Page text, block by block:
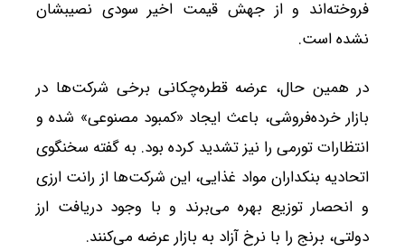
فروخته‌اند و از جهش قیمت اخیر سودی نصیبشان
نشده است.
در همین حال، عرضه قطره‌چکانی برخی شرکت‌ها در
بازار خرده‌فروشی، باعث ایجاد «کمبود مصنوعی» شده و
انتظارات تورمی را نیز تشدید کرده بود. به گفته سخنگوی
اتحادیه بنکداران مواد غذایی، این شرکت‌ها از رانت ارزی
و انحصار توزیع بهره می‌برند و با وجود دریافت ارز
دولتی، برنج را با نرخ آزاد به بازار عرضه می‌کنند.